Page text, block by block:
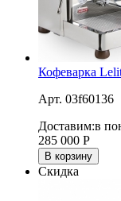
Кофеварка
Арт. 03f60136
Доставим:в
285 000 Р
В корзину
Скидка